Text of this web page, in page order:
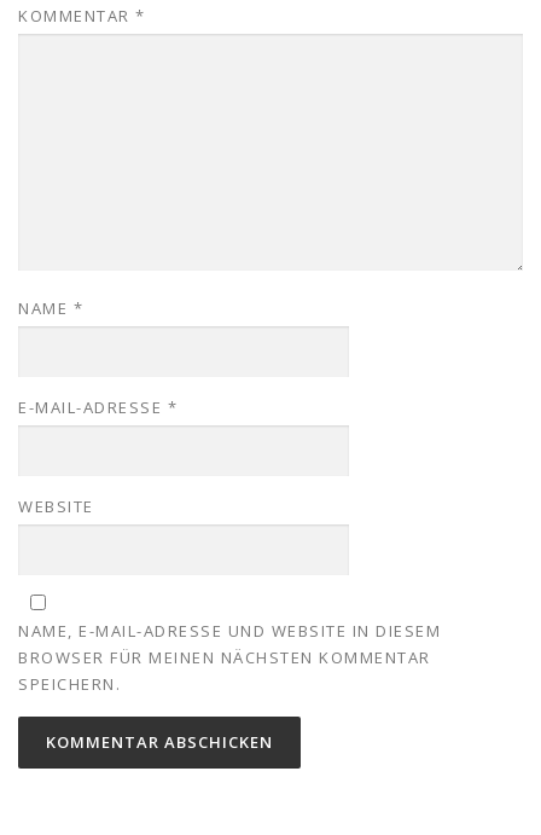
KOMMENTAR *
NAME *
E-MAIL-ADRESSE *
WEBSITE
NAME, E-MAIL-ADRESSE UND WEBSITE IN DIESEM
BROWSER FÜR MEINEN NÄCHSTEN KOMMENTAR
SPEICHERN.